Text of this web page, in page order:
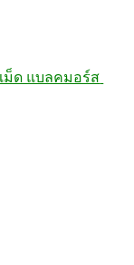
เม็ด แบลคมอร์ส